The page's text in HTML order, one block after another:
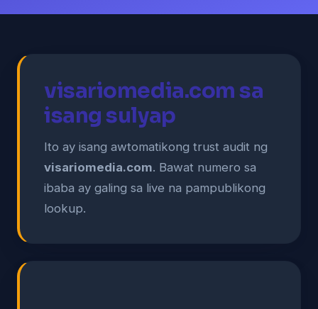
visariomedia.com sa
isang sulyap
Ito ay isang awtomatikong trust audit ng
visariomedia.com. Bawat numero sa
ibaba ay galing sa live na pampublikong
lookup.